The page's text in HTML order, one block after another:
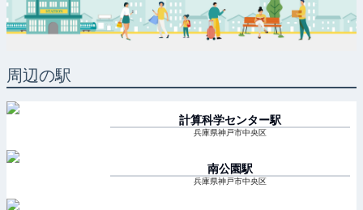
周辺の駅
計算科学センター駅
兵庫県神戸市中央区
南公園駅
兵庫県神戸市中央区